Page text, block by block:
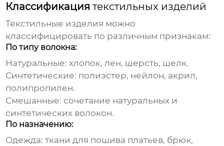
Классификациятекстильных изделий
Текстильные изделия можно
классифицировать по различным признакам:
По типу волокна:
Натуральные: хлопок, лен, шерсть, шелк.
Синтетические: полиэстер, нейлон, акрил,
полипропилен.
Смешанные: сочетание натуральных и
синтетических волокон.
По назначению:
Одежда: ткани для пошива платьев, брюк,